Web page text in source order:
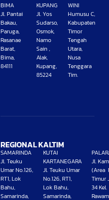
BIMA
Jl. Pantai
Bakau,
Paruga,
Rasanae
Barat,
Bima,
84111
KUPANG
Jl. Yos
Sudarso,
Osmok,
Namo
Sain ,
Alak,
Kupang,
85224
WINI
Humusu C,
Kabupaten
Timor
Tengah
Utara,
Nusa
Tenggara
Tim.
REGIONAL KALTIM
SAMARINDA
Jl. Teuku
Umar No.126,
RT1, Lok
Bahu,
Samarinda,
KUTAI
KARTANEGARA
Jl. Teuku Umar
No.126, RT1,
Lok Bahu,
Samarinda,
Jl.
(Area
Timur
34 Kel.